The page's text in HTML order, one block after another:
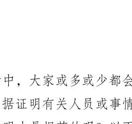
编帮大家整理的户籍证明委托书范本，欢迎阅读，希望大家